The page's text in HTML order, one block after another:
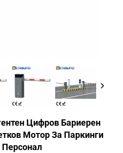
Цифров Бариерен
Мотор За Паркинги
Персонал